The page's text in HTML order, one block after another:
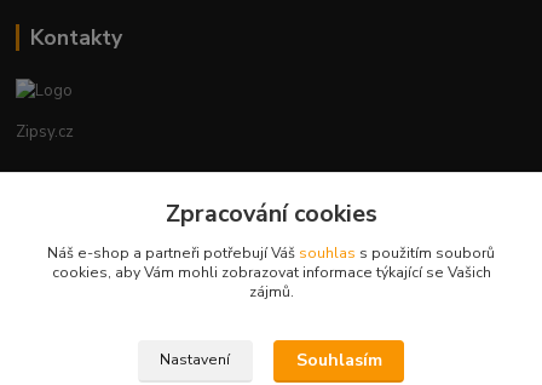
Kontakty
Zipsy.cz
+420774877333
obchod@zipsy.cz
Zpracování cookies
Náš e-shop a partneři potřebují Váš souhlas s použitím souborů
cookies, aby Vám mohli zobrazovat informace týkající se Vašich
zájmů.
Nastavení Souhlasím